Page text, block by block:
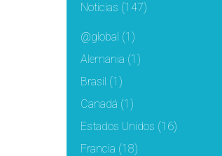
Noticias (147)
@global (1)
Alemania (1)
Brasil (1)
Canadá (1)
Estados Unidos (16)
Francia (18)